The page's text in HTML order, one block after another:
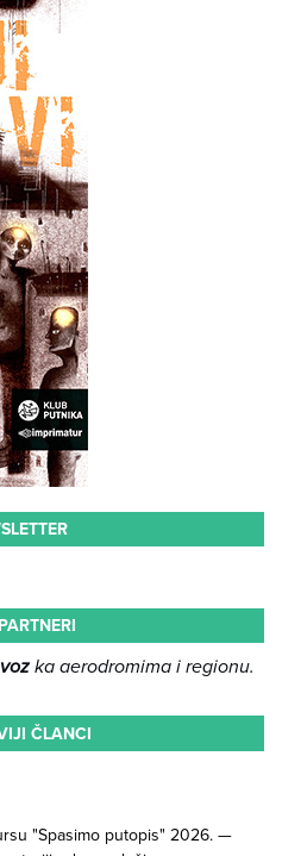
ka aerodromima i regionu.
ČLANCI
"Spasimo putopis" 2026. —